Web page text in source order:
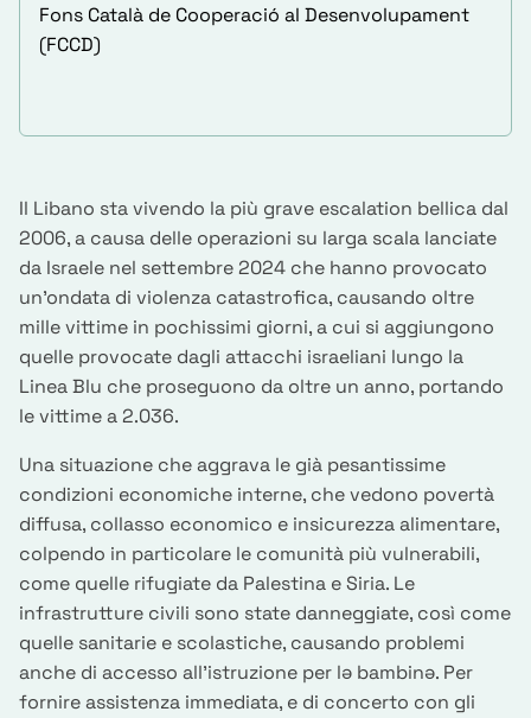
Fons Català de Cooperació al Desenvolupament
(FCCD)
Il Libano sta vivendo la più grave escalation bellica dal
2006, a causa delle operazioni su larga scala lanciate
da Israele nel settembre 2024 che hanno provocato
un’ondata di violenza catastrofica, causando oltre
mille vittime in pochissimi giorni, a cui si aggiungono
quelle provocate dagli attacchi israeliani lungo la
Linea Blu che proseguono da oltre un anno, portando
le vittime a 2.036.
Una situazione che aggrava le già pesantissime
condizioni economiche interne, che vedono povertà
diffusa, collasso economico e insicurezza alimentare,
colpendo in particolare le comunità più vulnerabili,
come quelle rifugiate da Palestina e Siria. Le
infrastrutture civili sono state danneggiate, così come
quelle sanitarie e scolastiche, causando problemi
anche di accesso all’istruzione per lə bambinə. Per
fornire assistenza immediata, e di concerto con gli